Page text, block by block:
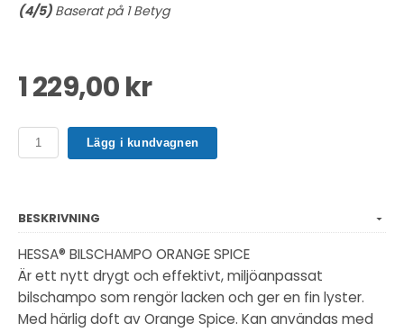
(4/5) Baserat på 1Betyg
1 229,00 kr
Lägg i kundvagnen
BESKRIVNING
HESSA® BILSCHAMPO ORANGE SPICE
Är ett nytt drygt och effektivt, miljöanpassat
bilschampo som rengör lacken och ger en fin lyster.
Med härlig doft av Orange Spice. Kan användas med